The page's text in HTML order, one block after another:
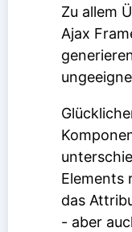
Zu allem
Ajax
Elements
das
- aber